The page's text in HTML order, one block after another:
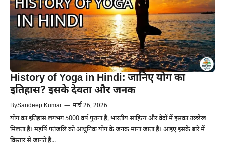
History of Yoga in Hindi: जानिए योग का
इतिहास? इसके देवता और जनक
BySandeep Kumar — मार्च 26, 2026
योग का इतिहास लगभग 5000 वर्ष पुराना है, भारतीय साहित्य और वेदों में इसका उल्लेख
मिलता है। महर्षि पतंजलि को आधुनिक योग के जनक माना जाता है। आइए इसके बारे में
विस्तार से जानते है...